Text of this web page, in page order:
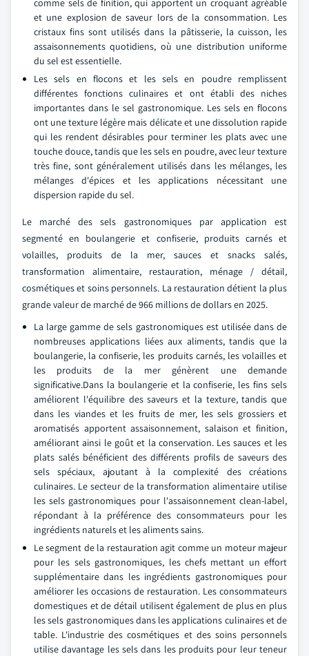
comme sels de finition, qui apportent un croquant agréable
et une explosion de saveur lors de la consommation. Les
cristaux fins sont utilisés dans la pâtisserie, la cuisson, les
assaisonnements quotidiens, où une distribution uniforme
du sel est essentielle.
Les sels en flocons et les sels en poudre remplissent
différentes fonctions culinaires et ont établi des niches
importantes dans le sel gastronomique. Les sels en flocons
ont une texture légère mais délicate et une dissolution rapide
qui les rendent désirables pour terminer les plats avec une
touche douce, tandis que les sels en poudre, avec leur texture
très fine, sont généralement utilisés dans les mélanges, les
mélanges d'épices et les applications nécessitant une
dispersion rapide du sel.
Le marché des sels gastronomiques par application est
segmenté en boulangerie et confiserie, produits carnés et
volailles, produits de la mer, sauces et snacks salés,
transformation alimentaire, restauration, ménage / détail,
cosmétiques et soins personnels. La restauration détient la plus
grande valeur de marché de 966 millions de dollars en 2025.
La large gamme de sels gastronomiques est utilisée dans de
nombreuses applications liées aux aliments, tandis que la
boulangerie, la confiserie, les produits carnés, les volailles et
les produits de la mer génèrent une demande
significative.Dans la boulangerie et la confiserie, les fins sels
améliorent l'équilibre des saveurs et la texture, tandis que
dans les viandes et les fruits de mer, les sels grossiers et
aromatisés apportent assaisonnement, salaison et finition,
améliorant ainsi le goût et la conservation. Les sauces et les
plats salés bénéficient des différents profils de saveurs des
sels spéciaux, ajoutant à la complexité des créations
culinaires. Le secteur de la transformation alimentaire utilise
les sels gastronomiques pour l'assaisonnement clean-label,
répondant à la préférence des consommateurs pour les
ingrédients naturels et les aliments sains.
Le segment de la restauration agit comme un moteur majeur
pour les sels gastronomiques, les chefs mettant un effort
supplémentaire dans les ingrédients gastronomiques pour
améliorer les occasions de restauration. Les consommateurs
domestiques et de détail utilisent également de plus en plus
les sels gastronomiques dans les applications culinaires et de
table. L'industrie des cosmétiques et des soins personnels
utilise davantage les sels dans les produits pour leur teneur